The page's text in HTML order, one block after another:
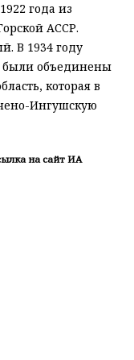
года из
АССР.
В 1934 году
были объединены
которая в
Ингушскую
на сайт ИА